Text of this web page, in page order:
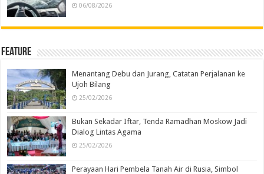
06/08/2026
Feature
Menantang Debu dan Jurang, Catatan Perjalanan ke
Ujoh Bilang
25/02/2026
Bukan Sekadar Iftar, Tenda Ramadhan Moskow Jadi
Dialog Lintas Agama
25/02/2026
Perayaan Hari Pembela Tanah Air di Rusia, Simbol